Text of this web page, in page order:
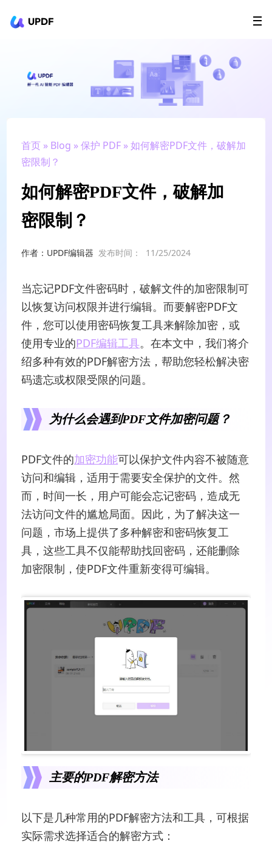
UPDF
AI Agents
政企采购
升级会员
首页 » Blog »保护 PDF » 如何解密PDF文件，破解加
密限制？
如何解密PDF文件，破解加
密限制？
作者：UPDF编辑器 发布时间： 11/25/2024
当忘记PDF文件密码时，破解文件的加密限制可
以恢复访问权限并进行编辑。而要解密PDF文
件，您可以使用密码恢复工具来解除加密，或
使用专业的PDF编辑工具。在本文中，我们将介
绍多种有效的PDF解密方法，帮助您轻松解决密
码遗忘或权限受限的问题。
为什么会遇到PDF文件加密问题？
PDF文件的加密功能可以保护文件内容不被随意
访问和编辑，适用于需要安全保护的文件。然
而，时间一长，用户可能会忘记密码，造成无
法访问文件的尴尬局面。因此，为了解决这一
问题，市场上提供了多种解密和密码恢复工
具，这些工具不仅能帮助找回密码，还能删除
加密限制，使PDF文件重新变得可编辑。
主要的PDF解密方法
以下是几种常用的PDF解密方法和工具，可根据
实际需求选择适合的解密方式：